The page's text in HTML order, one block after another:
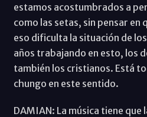
estamos acostumbrados a
como las setas, sin pensar en
eso dificulta la situación de
años trabajando en esto, los
también los cristianos. Está
chungo en este sentido.
DAMIAN: La música tiene que